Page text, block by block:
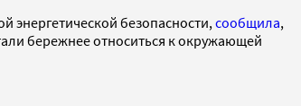
безопасности, сообщила,
бережнее относиться к окружающей